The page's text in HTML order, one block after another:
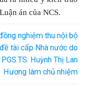
án của NCS.
nghiệm thu nội bộ
đề tài cấp Nhà nước do
PGS.TS. Huỳnh Thị Lan
Hương làm chủ nhiệm